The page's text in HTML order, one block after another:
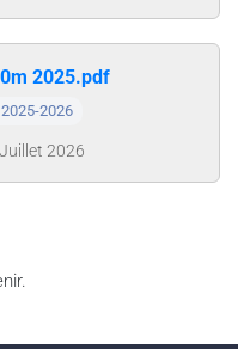
2025.pdf
2026
2026